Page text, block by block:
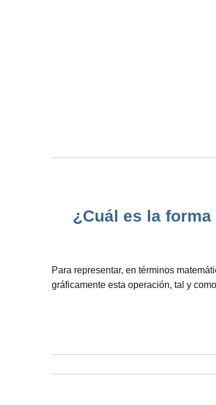
¿Cuál es la
Para representar, en términos
gráficamente esta operación, tal y